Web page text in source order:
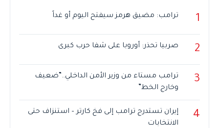
1 ترامب: مضيق هرمز سيفتح اليوم أو غداً
2 صربيا تحذر: أوروبا على شفا حرب كبرى
3
ترامب مستاء من وزير الأمن الداخلي..”ضعيف
وخارج الخط”
4
إيران تستدرج ترامب إلى فخ كارتر – استنزاف حتى
الانتخابات